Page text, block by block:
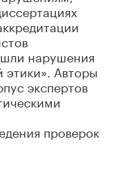
нарушения
Авторы
экспертов
проверок